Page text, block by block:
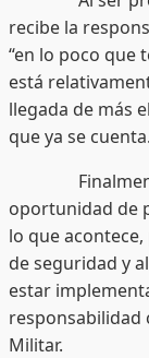
recibe la
“en lo poco que
está
llegada de más
que ya se cuenta.
Finalmente,
oportunidad de
lo que
de seguridad y
estar
responsabilidad
Militar.